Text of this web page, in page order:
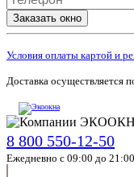
Заказать окно
Условия оплаты картой и
Доставка осуществляется
8 800 550-12-50
Ежедневно с 09:00 до 21:00